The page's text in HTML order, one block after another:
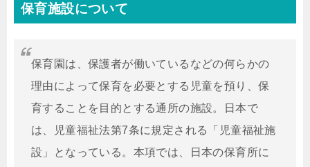
保育施設について
保育園は、保護者が働いているなどの何らかの
理由によって保育を必要とする児童を預り、保
育することを目的とする通所の施設。日本で
は、児童福祉法第7条に規定される「児童福祉施
設」となっている。本項では、日本の保育所に